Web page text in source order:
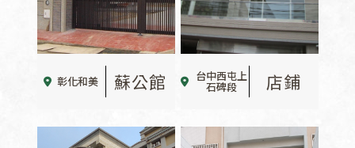
彰化和美 蘇公館 台中西屯上
石碑段 店鋪